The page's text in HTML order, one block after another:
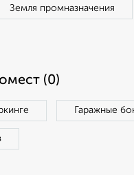
Земля промназначения
(0)
Гаражные